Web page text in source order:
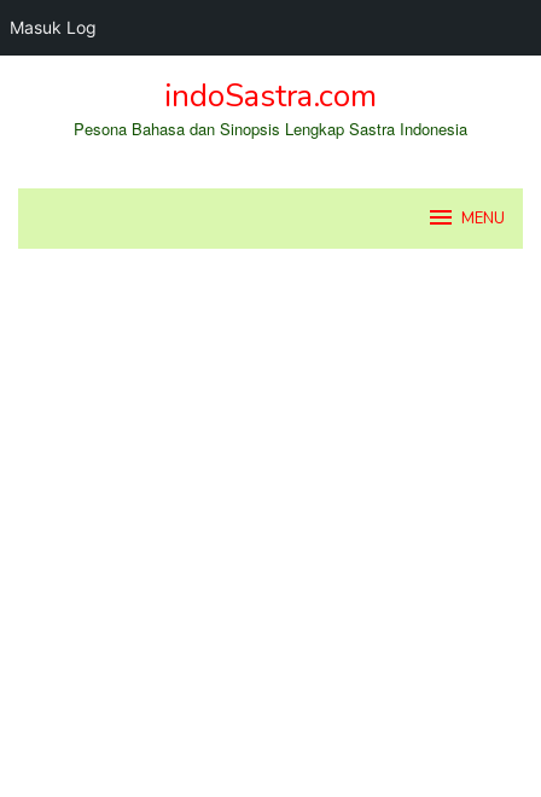
Masuk Log
indoSastra.com
Pesona Bahasa dan Sinopsis Lengkap Sastra Indonesia
MENU